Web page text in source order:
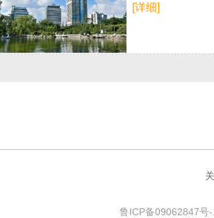
[详细]
鲁ICP备09062847号-